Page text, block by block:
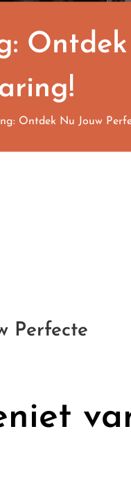
Ontdek Nu Jouw
Perfecte